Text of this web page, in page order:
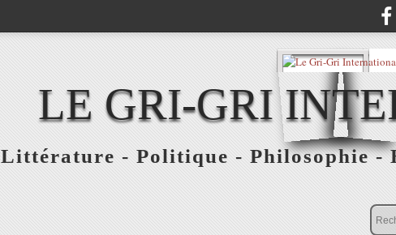
LE GRI-GRI
Littérature - Politique - Philosophie -